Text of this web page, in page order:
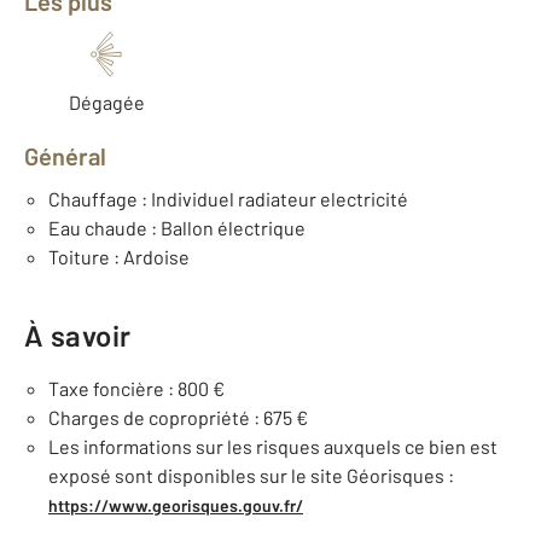
Dégagée
Général
Chauffage : Individuel radiateur electricité
Eau chaude : Ballon électrique
Toiture : Ardoise
À savoir
Taxe foncière : 800 €
Charges de copropriété : 675 €
Les informations sur les risques auxquels ce bien est
exposé sont disponibles sur le site Géorisques :
https://www.georisques.gouv.fr/